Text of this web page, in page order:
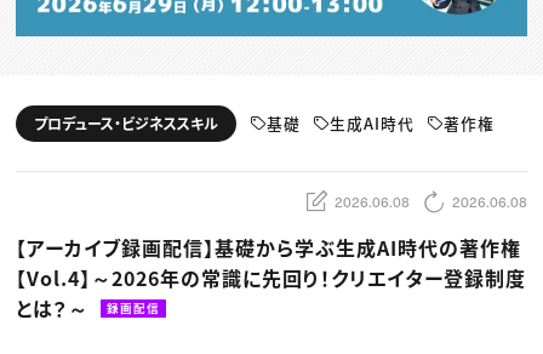
スキルアップしたい！
動画配信・映像制作
編集・ライティング
ディレクション
TOP Creator’s コラム トップ
Webクリエイター
ゲームクリエイター
クリエイターインタビュー
C＆R Magazine
セミナー
ニュース・トレンド トップ
Web
映像
ゲーム・エンタメ
広告
プロデュース・ビジネススキル 基礎 生成AI時代 著作権
2026.06.08 2026.06.08
【アーカイブ録画配信】基礎から学ぶ生成AI時代の著作権
【Vol.4】～2026年の常識に先回り！クリエイター登録制度
とは？～
録画配信